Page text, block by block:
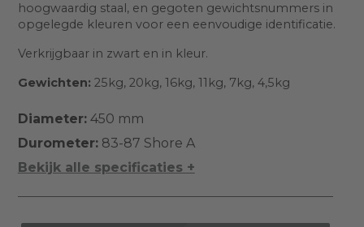
hoogwaardig staal, en gegoten gewichtsnummers in
opgelegde kleuren voor een eenvoudige identificatie.
Verkrijgbaar in zwart en in kleur.
Gewichten: 25kg, 20kg, 16kg, 11kg, 7kg, 4,5kg
Diameter:450 mm
Durometer:83-87 Shore A
Bekijk alle specificaties +